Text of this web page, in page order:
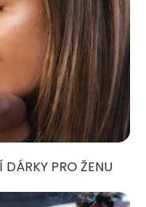
PRO ŽENU